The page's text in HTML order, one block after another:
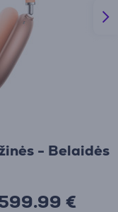
- Belaidės
€